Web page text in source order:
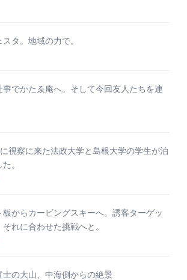
タ。地域の力で。
事でかたゑ庵へ。そして今回友人たちを連
視察に来た法政大学と島根大学の学生が泊
。
からカービングスキーへ。誘客ターゲッ
れに合わせた挑戦へと。
の大山、中海側からの絶景